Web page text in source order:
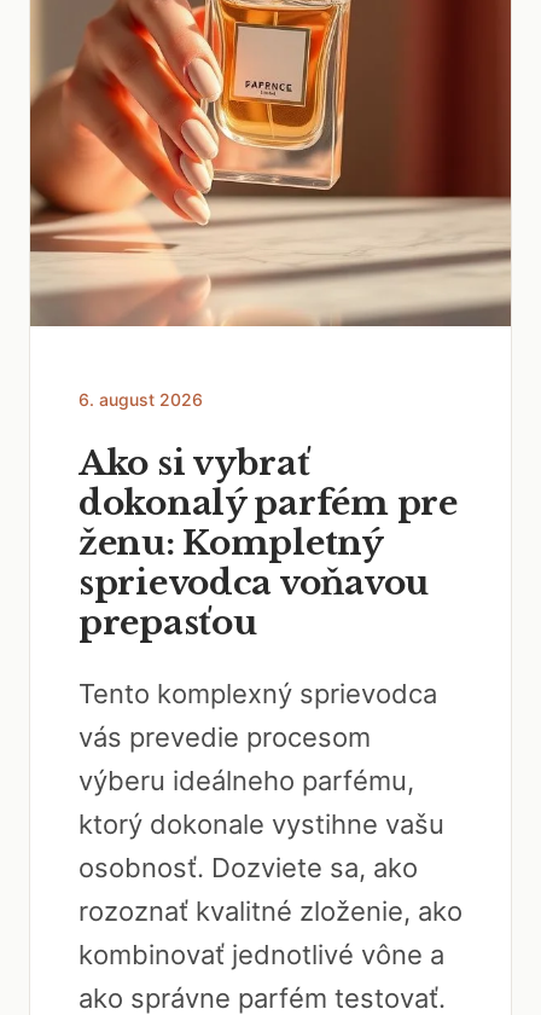
6. august 2026
Ako si vybrať
dokonalý parfém pre
ženu: Kompletný
sprievodca voňavou
prepasťou
Tento komplexný sprievodca
vás prevedie procesom
výberu ideálneho parfému,
ktorý dokonale vystihne vašu
osobnosť. Dozviete sa, ako
rozoznať kvalitné zloženie, ako
kombinovať jednotlivé vône a
ako správne parfém testovať.